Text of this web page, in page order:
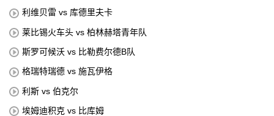
利维贝雷 vs 库德里夫卡
莱比锡火车头 vs 柏林赫塔青年队
斯罗可候沃 vs 比勒费尔德B队
格瑞特瑞德 vs 施瓦伊格
利斯 vs 伯克尔
埃姆迪积克 vs 比库姆